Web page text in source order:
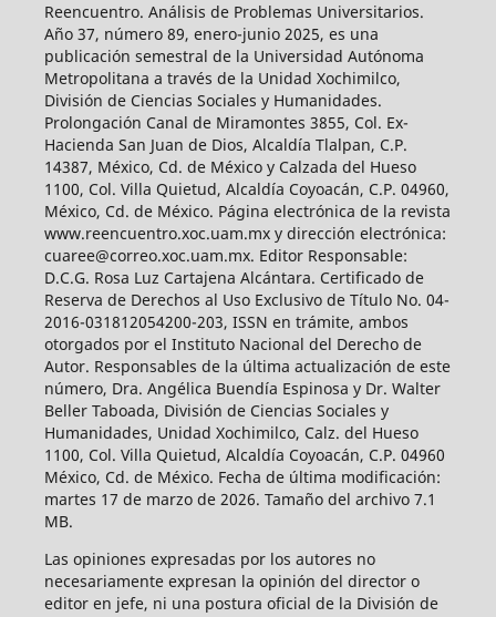
Reencuentro. Análisis de Problemas Universitarios.
Año 37, número 89, enero-junio 2025, es una
publicación semestral de la Universidad Autónoma
Metropolitana a través de la Unidad Xochimilco,
División de Ciencias Sociales y Humanidades.
Prolongación Canal de Miramontes 3855, Col. Ex-
Hacienda San Juan de Dios, Alcaldía Tlalpan, C.P.
14387, México, Cd. de México y Calzada del Hueso
1100, Col. Villa Quietud, Alcaldía Coyoacán, C.P. 04960,
México, Cd. de México. Página electrónica de la revista
www.reencuentro.xoc.uam.mx y dirección electrónica:
cuaree@correo.xoc.uam.mx. Editor Responsable:
D.C.G. Rosa Luz Cartajena Alcántara. Certificado de
Reserva de Derechos al Uso Exclusivo de Título No. 04-
2016-031812054200-203, ISSN en trámite, ambos
otorgados por el Instituto Nacional del Derecho de
Autor. Responsables de la última actualización de este
número, Dra. Angélica Buendía Espinosa y Dr. Walter
Beller Taboada, División de Ciencias Sociales y
Humanidades, Unidad Xochimilco, Calz. del Hueso
1100, Col. Villa Quietud, Alcaldía Coyoacán, C.P. 04960
México, Cd. de México. Fecha de última modificación:
martes 17 de marzo de 2026. Tamaño del archivo 7.1
MB.
Las opiniones expresadas por los autores no
necesariamente expresan la opinión del director o
editor en jefe, ni una postura oficial de la División de